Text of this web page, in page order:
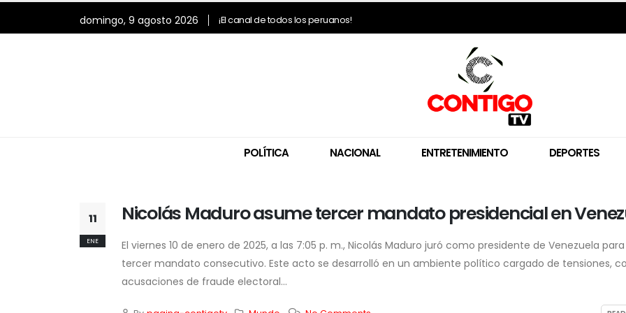
domingo, 9 agosto 2026 ¡El canal de todos los peruanos!
POLÍTICA NACIONAL ENTRETENIMIENTO DEPORTES
11
ENE
Nicolás Maduro asume tercer mandato presidencial en
El viernes 10 de enero de 2025, a las 7:05 p. m., Nicolás Maduro juró como presidente de Venezuela
tercer mandato consecutivo. Este acto se desarrolló en un ambiente político cargado de tensiones,
acusaciones de fraude electoral...
Gobierno plantea trasladar
la mayoría de feriados a los
viernes
7 de agosto de 2026
Fiscalía solicita
diputado Harvey
distancia de Keiko